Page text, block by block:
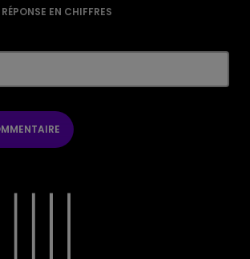
EN CHIFFRES